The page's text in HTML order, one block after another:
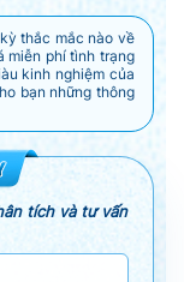
thắc mắc nào về
miễn phí tình trạng
kinh nghiệm của
bạn những thông
tích và tư vấn